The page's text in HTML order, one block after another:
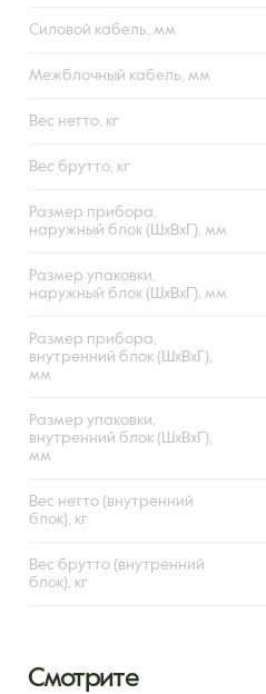
Силовой кабель, мм
Межблочный кабель, мм
Вес нетто, кг
Вес брутто, кг
Размер прибора,
наружный блок (ШxВxГ), мм
Размер упаковки,
наружный блок (ШxВxГ), мм
Размер прибора,
внутренний блок (ШxВxГ),
мм
Размер упаковки,
внутренний блок (ШxВxГ),
мм
Вес нетто (внутренний
блок), кг
Вес брутто (внутренний
блок), кг
Смотрите